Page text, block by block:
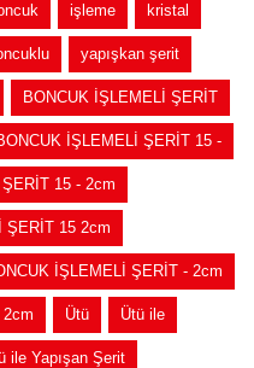
işleme kristal
yapışkan şerit
BONCUK İŞLEMELİ ŞERİT
İŞLEMELİ ŞERİT 15 -
15 - 2cm
ŞERİT 15 2cm
İŞLEMELİ ŞERİT - 2cm
Ütü Ütü ile
ile Yapışan Şerit